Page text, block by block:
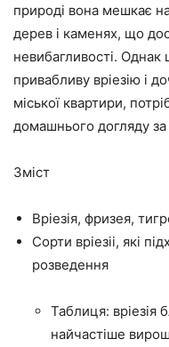
природі вона мешкає
дерев і каменях, що
невибагливості.
привабливу вріезію і
міської квартири,
домашнього догляду за
Зміст
Вріезія, фризея,
Сорти вріезіі, які
розведення
Таблиця: вріезія
найчастіше